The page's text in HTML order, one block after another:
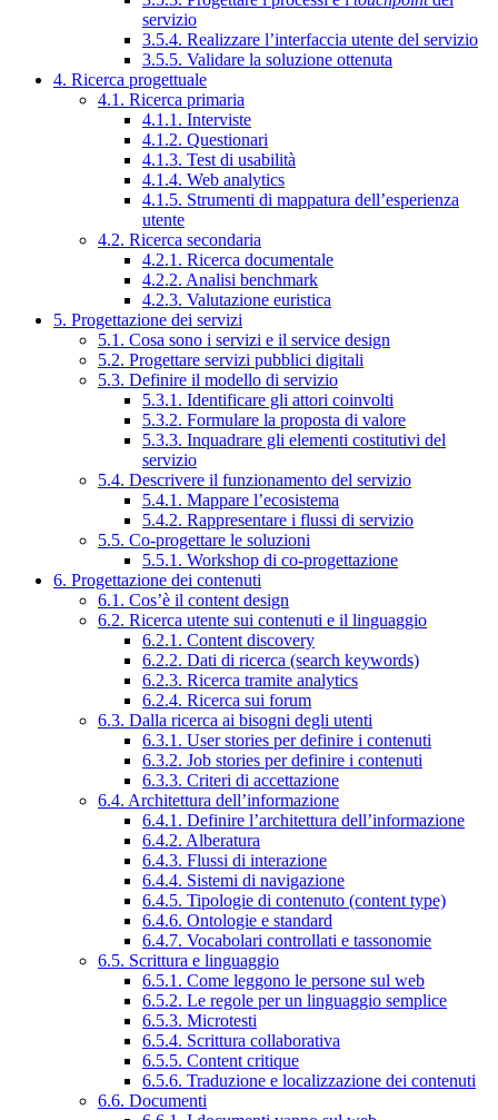
servizio
3.5.4. Realizzare l’interfaccia utente del servizio
3.5.5. Validare la soluzione ottenuta
4. Ricerca progettuale
4.1. Ricerca primaria
4.1.1. Interviste
4.1.2. Questionari
4.1.3. Test di usabilità
4.1.4. Web analytics
4.1.5. Strumenti di mappatura dell’esperienza
utente
4.2. Ricerca secondaria
4.2.1. Ricerca documentale
4.2.2. Analisi benchmark
4.2.3. Valutazione euristica
5. Progettazione dei servizi
5.1. Cosa sono i servizi e il service design
5.2. Progettare servizi pubblici digitali
5.3. Definire il modello di servizio
5.3.1. Identificare gli attori coinvolti
5.3.2. Formulare la proposta di valore
5.3.3. Inquadrare gli elementi costitutivi del
servizio
5.4. Descrivere il funzionamento del servizio
5.4.1. Mappare l’ecosistema
5.4.2. Rappresentare i flussi di servizio
5.5. Co-progettare le soluzioni
5.5.1. Workshop di co-progettazione
6. Progettazione dei contenuti
6.1. Cos’è il content design
6.2. Ricerca utente sui contenuti e il linguaggio
6.2.1. Content discovery
6.2.2. Dati di ricerca (search keywords)
6.2.3. Ricerca tramite analytics
6.2.4. Ricerca sui forum
6.3. Dalla ricerca ai bisogni degli utenti
6.3.1. User stories per definire i contenuti
6.3.2. Job stories per definire i contenuti
6.3.3. Criteri di accettazione
6.4. Architettura dell’informazione
6.4.1. Definire l’architettura dell’informazione
6.4.2. Alberatura
6.4.3. Flussi di interazione
6.4.4. Sistemi di navigazione
6.4.5. Tipologie di contenuto (content type)
6.4.6. Ontologie e standard
6.4.7. Vocabolari controllati e tassonomie
6.5. Scrittura e linguaggio
6.5.1. Come leggono le persone sul web
6.5.2. Le regole per un linguaggio semplice
6.5.3. Microtesti
6.5.4. Scrittura collaborativa
6.5.5. Content critique
6.5.6. Traduzione e localizzazione dei contenuti
6.6. Documenti